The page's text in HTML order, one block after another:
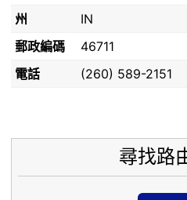
州
IN
郵政編碼
46711
電話
(260) 589-2151
尋找路